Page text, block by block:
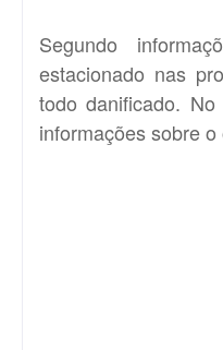
Segundo
estacionado nas
todo danificado.
informações sobre o